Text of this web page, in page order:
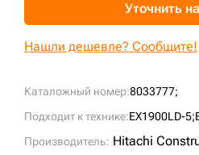
Каталожный номер:8033777;
Подходит к технике:EX1900LD-5;
Производитель: Hitachi
Уточнить
Нашли дешевле? Сообщите!